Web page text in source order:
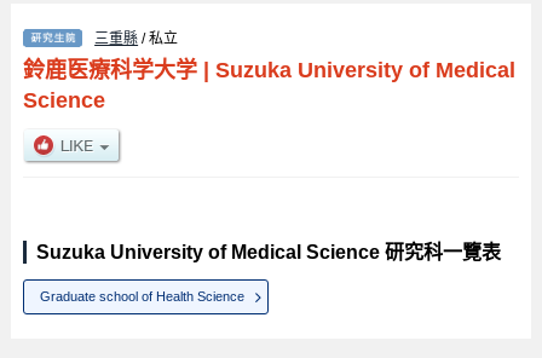
三重縣 / 私立
鈴鹿医療科学大学| Suzuka University of Medical
Science
Suzuka University of Medical Science 研究科一覽表
Graduate school of Health Science